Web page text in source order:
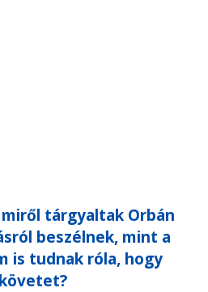
tárgyaltak Orbán
beszélnek, mint a
is tudnak róla, hogy